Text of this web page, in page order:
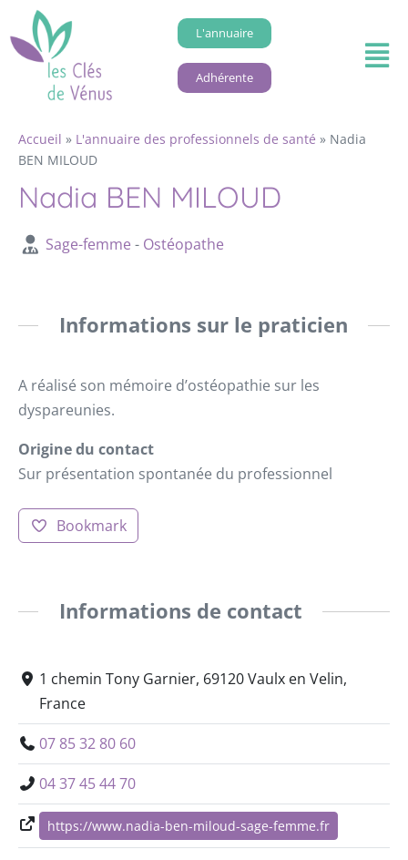
L'annuaire
Adhérente
Accueil » L'annuaire des professionnels de santé » Nadia
BEN MILOUD
Nadia BEN MILOUD
Sage-femme - Ostéopathe
Informations sur le praticien
A réalisé son mémoire d’ostéopathie sur les
dyspareunies.
Origine du contact
Sur présentation spontanée du professionnel
Bookmark
Informations de contact
1 chemin Tony Garnier, 69120 Vaulx en Velin,
France
07 85 32 80 60
04 37 45 44 70
https://www.nadia-ben-miloud-sage-femme.fr